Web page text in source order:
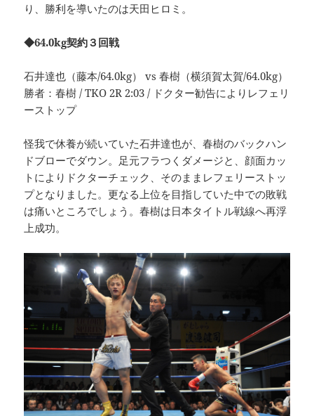
り、勝利を導いたのは天田ヒロミ。
◆64.0kg契約３回戦
石井達也（藤本/64.0kg） vs 春樹（横須賀太賀/64.0kg）
勝者：春樹 / TKO 2R 2:03 / ドクター勧告によりレフェリ
ーストップ
怪我で休養が続いていた石井達也が、春樹のバックハン
ドブローでダウン。足元フラつくダメージと、顔面カッ
トによりドクターチェック、そのままレフェリーストッ
プとなりました。更なる上位を目指していた中での敗戦
は痛いところでしょう。春樹は日本タイトル戦線へ再浮
上成功。